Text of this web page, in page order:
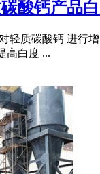
酸钙产品
轻质碳酸钙 进行
高白度 ...